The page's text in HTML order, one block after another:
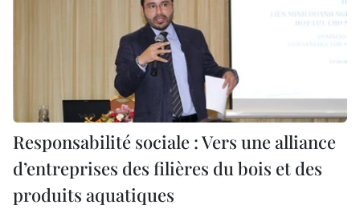
Responsabilité sociale : Vers une alliance
d’entreprises des filières du bois et des
produits aquatiques